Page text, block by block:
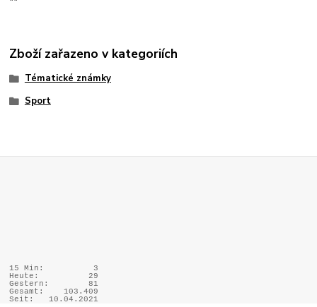
Zboží zařazeno v kategoriích
Tématické známky
Sport
15 Min:
3
Heute:
29
Gestern:
81
Gesamt:
103.409
Seit:
10.04.2021